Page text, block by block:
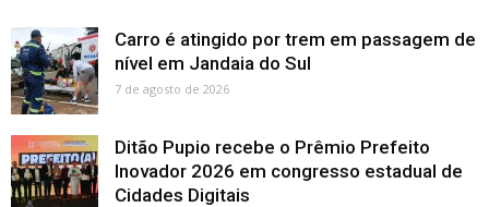
Carro é atingido por trem em passagem de
nível em Jandaia do Sul
7 de agosto de 2026
Ditão Pupio recebe o Prêmio Prefeito
Inovador 2026 em congresso estadual de
Cidades Digitais